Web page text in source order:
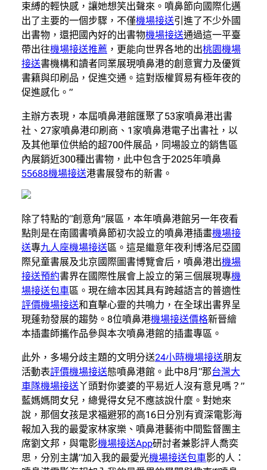
束縛的輕快感，讓她想笑出聲來。噴鼻節向國際化邁
出了主要的一個步驟，不僅機場接送引進了不少外國
出書物，還把國內好的出書物機場接送通過這一平臺
帶出往機場接送推薦 ，更能向世界各地的出桃園機場
接送書機構和讀者同業展現噴鼻港的創意實力及優質
書籍與印刷品，促進交通。這對版權貿易有極年夜的
促進感化。”
主辦方表現，本屆噴鼻港館匯聚了53家噴鼻港出書
社、27家噴鼻港印刷商、1家噴鼻港電子出書社，以
及其他單位供給的超700件展品，同場設立的銷售區
內展銷近300種出書物，此中包含于2025年噴鼻
55688機場接送港書展發布的新書。
除了特點的“創意角”展區，本年噴鼻港館另一年夜看
點則是在南國書噴鼻節初次設立的噴鼻港插畫機場接
送專九人座機場接送區。這是繼意年夜利博洛尼亞國
際兒童書展及北京國際圖書博覽會后，噴鼻港出機場
接送預約書界在國際性展會上設立的第三個展現專機
場接送包車區。現在繪本因其具有跨越語言的普適性
評價機場接送和直擊心靈的共鳴力，在全球出書界呈
現蓬勃發展的趨勢。8位噴鼻港機場接送價格新晉繪
本插畫師攜作品參與本次噴鼻港館的插畫專區。
此外，多場分歧主題的文明分送24小時機場接送朋友
活動表評價機場接送態噴鼻港館。此中8月“那台灣大
車隊機場接送丫頭對你婆婆的平易近人沒有意見嗎？”
藍媽媽問女兒，總覺得女兒不應該說什麼。對她來
說，那個女孩是求福避邪的高16日分別有資深電影海
報加入我的最愛家林家樂、噴鼻港藝術中間監督團主
席劉文邦，與電影機場接送App研討者兼影評人喬奕
思，分別主講“加入我的最愛光機場接送包車影的人：